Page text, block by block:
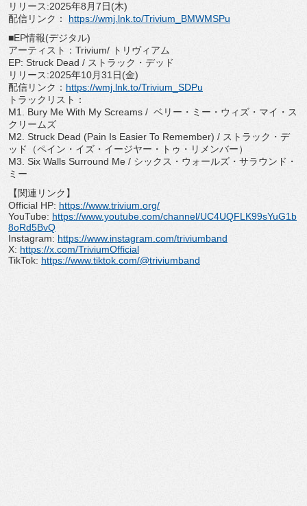
リリース:2025年8月7日(木)
配信リンク： https://wmj.lnk.to/Trivium_ BMWMSPu
■EP情報(デジタル)
アーティスト：Trivium/ トリヴィアム
EP: Struck Dead / ストラック・デッド
リリース:2025年10月31日(金)
配信リンク： https://wmj.lnk.to/Trivium_SDPu
トラックリスト：
M1. Bury Me With My Screams / ベリー・ミー・ウィズ・マイ・ス
クリームズ
M2. Struck Dead (Pain Is Easier To Remember) / ストラック・デ
ッド（ペイン・イズ・イージヤー・トゥ・ リメンバー）
M3. Six Walls Surround Me / シックス・ウォールズ・サラウンド・
ミー
【関連リンク】
Official HP: https://www.trivium.org/
YouTube: https://www.youtube.com/channel/UC4UQFLK99sYuG1b
8oRd5BvQ
Instagram: https://www.instagram.com/triviumband
X: https://x.com/TriviumOfficial
TikTok: https://www.tiktok.com/@triviumband